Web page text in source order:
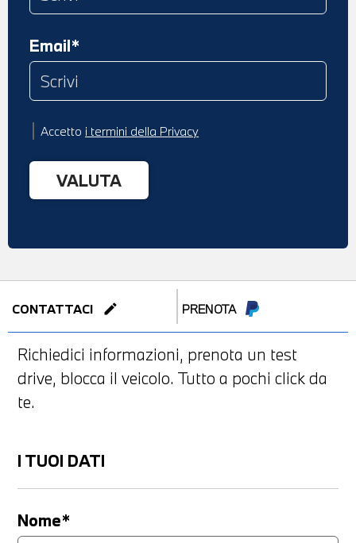
Email*
Accetto i termini della Privacy
CONTATTACI edit PRENOTA
Richiedici informazioni, prenota un test
drive, blocca il veicolo. Tutto a pochi click da
te.
I TUOI DATI
Nome*